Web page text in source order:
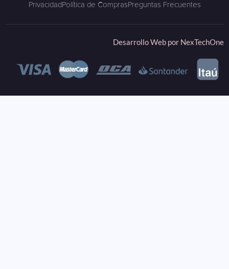
PrivacidadPolítica de ComprasPreguntas Frecuentes
Desarrollo Web por NexTechOne